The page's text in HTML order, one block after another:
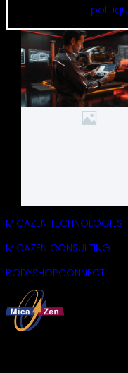
MICAZEN TECHNOLOGIES
MICAZEN CONSULTING
BODYSHOPCONNECT